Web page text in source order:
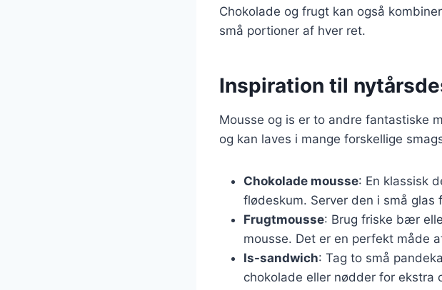
Chokolade og frugt kan også
små portioner af hver ret.
Inspiration til
Mousse og is er to andre fantastiske
og kan laves i mange forskellige
Chokolade mousse: En klassisk
flødeskum. Server den i små
Frugtmousse: Brug friske bær
mousse. Det er en perfekt måde
Is-sandwich: Tag to små
chokolade eller nødder for ekstra